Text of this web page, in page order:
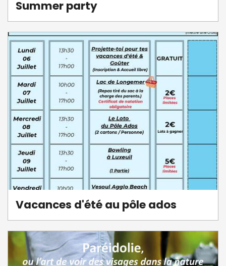
Summer party
Vacances d'été au pôle ados